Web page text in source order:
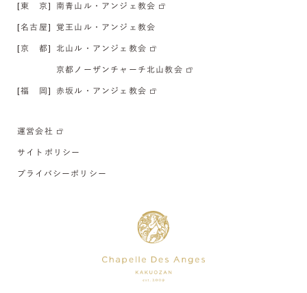
[東 京] 南青山ル・アンジェ教会
[名古屋] 覚王山ル・アンジェ教会
[京 都] 北山ル・アンジェ教会
京都ノーザンチャーチ北山教会
[福 岡] 赤坂ル・アンジェ教会
運営会社
サイトポリシー
プライバシーポリシー